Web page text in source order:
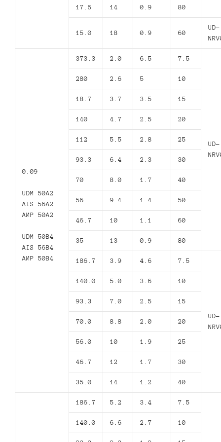
17.5 14 0.9 80
15.0 18 0.9 60
UD-
0.09
UDM 50A2
AIS 56A2
АИР 50А2
UDM 50B4
AIS 56B4
АИР 50В4
373.3 2.0 6.5 7.5
UD-
280 2.6 5 10
18.7 3.7 3.5 15
140 4.7 2.5 20
112 5.5 2.8 25
93.3 6.4 2.3 30
70 8.0 1.7 40
56 9.4 1.4 50
46.7 10 1.1 60
35 13 0.9 80
186.7 3.9 4.6 7.5
UD-
140.0 5.0 3.6 10
93.3 7.0 2.5 15
70.0 8.8 2.0 20
56.0 10 1.9 25
46.7 12 1.7 30
35.0 14 1.2 40
186.7 5.2 3.4 7.5
140.0 6.6 2.7 10